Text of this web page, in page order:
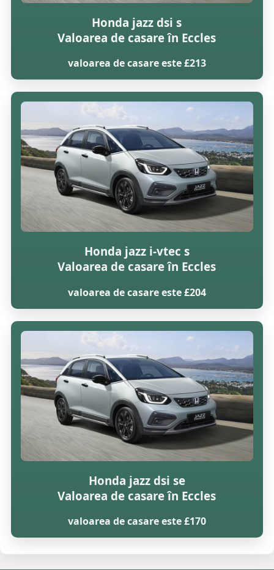
Honda jazz dsi s
Valoarea de casare în Eccles
valoarea de casare este £213
Honda jazz i-vtec s
Valoarea de casare în Eccles
valoarea de casare este £204
Honda jazz dsi se
Valoarea de casare în Eccles
valoarea de casare este £170